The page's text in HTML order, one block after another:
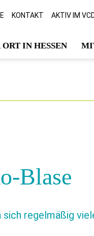
KONTAKT AKTIV IM
IN HESSEN
Blase
regelmäßig